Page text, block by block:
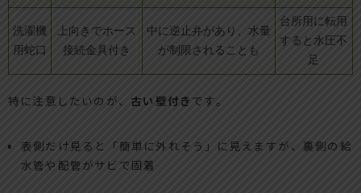
洗濯機
用蛇口
上向きでホース
接続金具付き
中に逆止弁があり、水量
が制限されることも
台所用に転用
すると水圧不
足
特に注意したいのが、 古い壁付き です。
表側だけ見ると「簡単に外れそう」に見えますが、裏側の給
水管や配管がサビで固着